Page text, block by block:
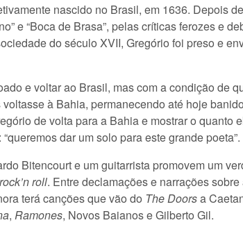
nascido no Brasil, em 1636. Depois
e “Boca de Brasa”, pelas críticas ferozes e
do século XVII, Gregório foi preso e
e voltar ao Brasil, mas com a condição de
à Bahia, permanecendo até hoje
de volta para a Bahia e mostrar o quanto
dar um solo para este grande poeta”.
Bitencourt e um guitarrista promovem um
rock’n roll. Entre declamações e narrações
terá canções que vão do The Doorsa
, Ramones, Novos Baianos e Gilberto Gil.